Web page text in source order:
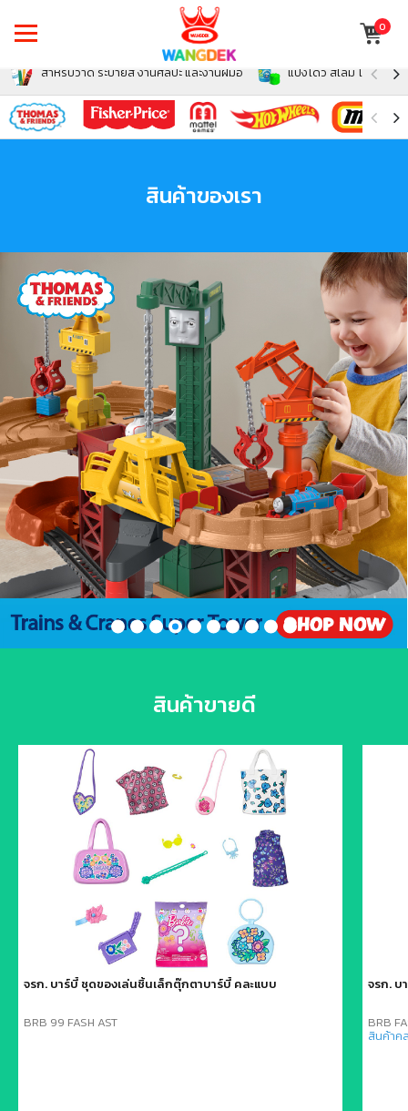
0
สำหรับวาด ระบายสี งานศิลปะ และงานฝีมือ แป้งโดว์ สไลม์ โฟม สำห
สินค้าของเรา
สินค้าขายดี
จรก. บาร์บี้ ชุดของเล่นชิ้นเล็กตุ๊กตาบาร์บี้ คละแบบ
BRB 99 FASH AST
จรก. บ
BRB
สินค้าค